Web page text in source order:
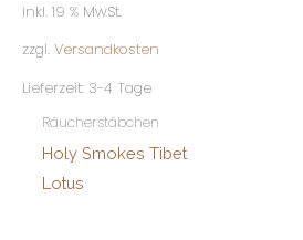
inkl. 19 % MwSt.
zzgl. Versandkosten
Lieferzeit: 3-4 Tage
Räucherstäbchen
Holy Smokes Tibet
Lotus